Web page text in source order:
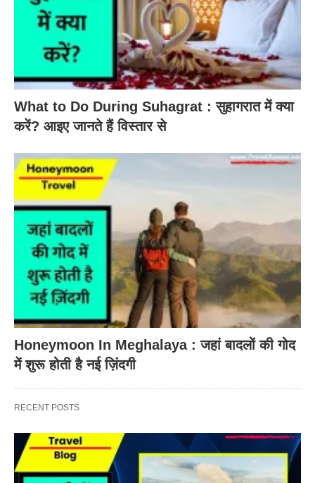
What to Do During Suhagrat : सुहागरात में क्या
करें? आइए जानते हैं विस्तार से
Honeymoon In Meghalaya : जहां बादलों की गोद
में शुरू होती है नई ज़िंदगी
RECENT POSTS